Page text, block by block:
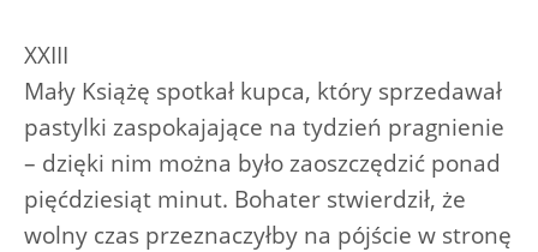
XXIII
Mały Książę spotkał kupca, który sprzedawał
pastylki zaspokajające na tydzień pragnienie
– dzięki nim można było zaoszczędzić ponad
pięćdziesiąt minut. Bohater stwierdził, że
wolny czas przeznaczyłby na pójście w stronę